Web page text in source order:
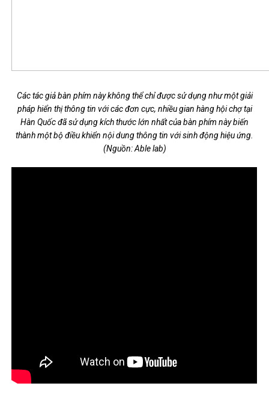
Các tác giả bàn phím này không thể chỉ được sử dụng như một giải
pháp hiển thị thông tin với các đơn cực, nhiều gian hàng hội chợ tại
Hàn Quốc đã sử dụng kích thước lớn nhất của bàn phím này biến
thành một bộ điều khiển nội dung thông tin với sinh động hiệu ứng.
(Nguồn: Able lab)